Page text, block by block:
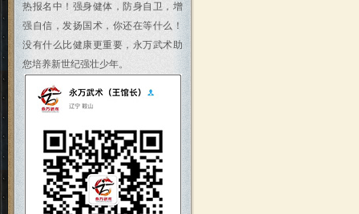
热报名中！强身健体，防身自卫，增
强自信，发扬国术，你还在等什么！
没有什么比健康更重要，永万武术助
您培养新世纪强壮少年。